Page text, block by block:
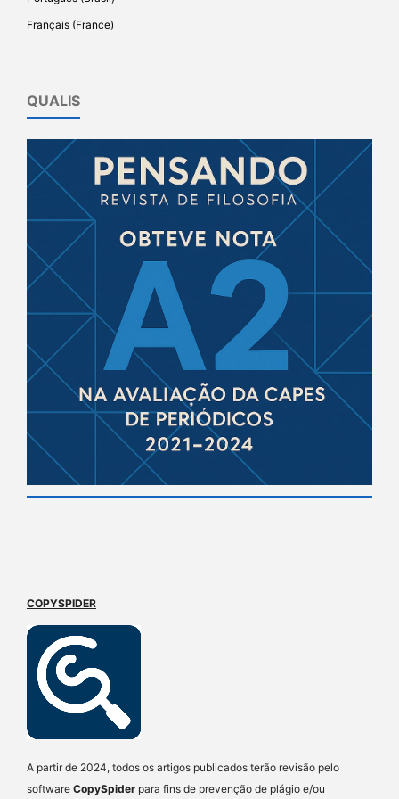
Français (France)
QUALIS
COPYSPIDER
A partir de 2024, todos os artigos publicados terão revisão pelo
software CopySpider para fins de prevenção de plágio e/ou